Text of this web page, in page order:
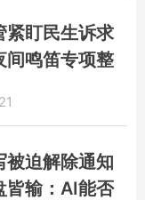
紧盯民生诉求
间鸣笛专项整
被迫解除通知
皆输：AI能否